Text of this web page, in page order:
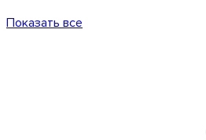
Показать все